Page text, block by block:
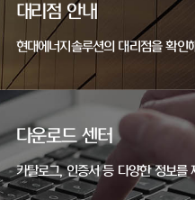
대리점 안내
현대에너지솔루션의 대리점을 확인
다운로드 센터
카탈로그, 인증서 등 다양한 정보를